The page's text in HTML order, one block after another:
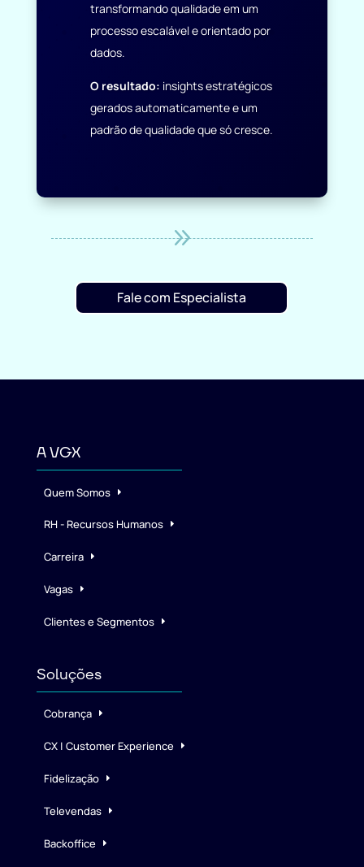
transformando qualidade em um
processo escalável e orientado por
dados.
O resultado: insights estratégicos
gerados automaticamente e um
padrão de qualidade que só cresce.
9
Fale com Especialista
A VGX
Quem Somos
RH - Recursos Humanos
Carreira
Vagas
Clientes e Segmentos
Soluções
Cobrança
CX | Customer Experience
Fidelização
Televendas
Backoffice